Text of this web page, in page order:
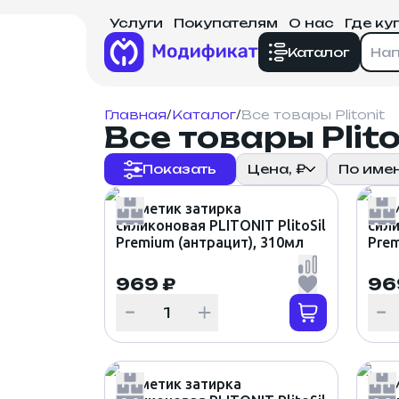
Услуги Покупателям О нас Где
Декоративная внутренняя
отделка
Кирпич, блоки, брусчатка,
плитка
Строительные смеси
Всё для штукатурных
фасадов
очистители
Финишная отделка
Каталог
Главная/Каталог/Все товары Plitonit
Все товары
Показать Цена, ₽ По
Герметик затирка
силиконовая PLITONIT PlitoSil
Premium (антрацит), 310мл
969 ₽
Герметик затирка